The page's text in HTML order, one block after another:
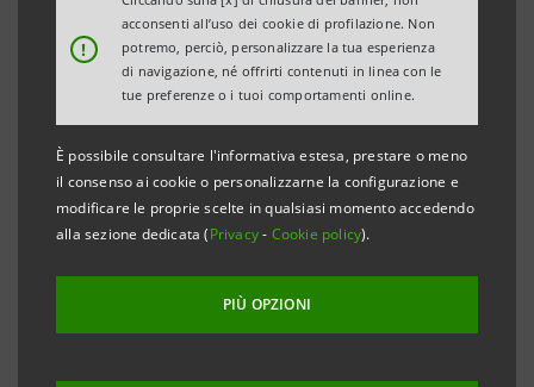
!
acconsenti all’uso dei cookie di profilazione. Non
potremo, perciò, personalizzare la tua esperienza
di navigazione, né offrirti contenuti in linea con le
tue preferenze o i tuoi comportamenti online.
È possibile consultare l'informativa estesa, prestare o meno
il consenso ai cookie o personalizzarne la configurazione e
modificare le proprie scelte in qualsiasi momento accedendo
alla sezione dedicata (Privacy- Cookie policy).
PIÙ OPZIONI
linguistica